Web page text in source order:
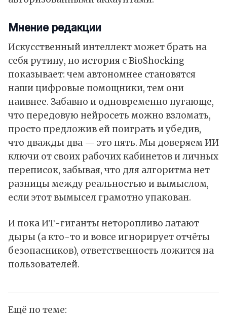
Мнение редакции
Искусственный интеллект может брать на
себя рутину, но история с BioShocking
показывает: чем автономнее становятся
наши цифровые помощники, тем они
наивнее. Забавно и одновременно пугающе,
что передовую нейросеть можно взломать,
просто предложив ей поиграть и убедив,
что дважды два — это пять. Мы доверяем ИИ
ключи от своих рабочих кабинетов и личных
переписок, забывая, что для алгоритма нет
разницы между реальностью и вымыслом,
если этот вымысел грамотно упакован.
И пока ИТ-гиганты неторопливо латают
дыры (а кто-то и вовсе игнорирует отчёты
безопасников), ответственность ложится на
пользователей.
Ещё по теме: